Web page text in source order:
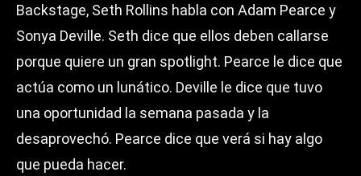
Backstage, Seth Rollins habla con Adam Pearce y
Sonya Deville. Seth dice que ellos deben callarse
porque quiere un gran spotlight. Pearce le dice que
actúa como un lunático. Deville le dice que tuvo
una oportunidad la semana pasada y la
desaprovechó. Pearce dice que verá si hay algo
que pueda hacer.